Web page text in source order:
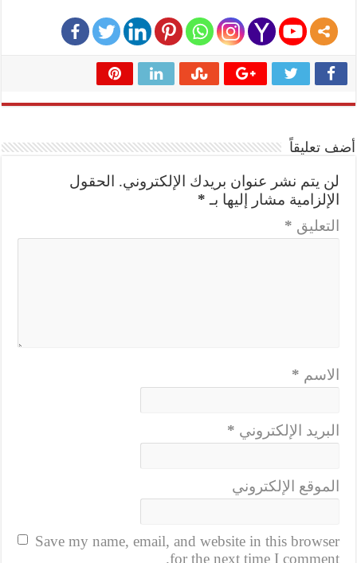
أضف تعليقاً
لن يتم نشر عنوان بريدك الإلكتروني.
الحقول
الإلزامية مشار إليها بـ *
التعليق *
الاسم *
البريد الإلكتروني *
الموقع الإلكتروني
Save my name, email, and website in this browser
for the next time I comment.